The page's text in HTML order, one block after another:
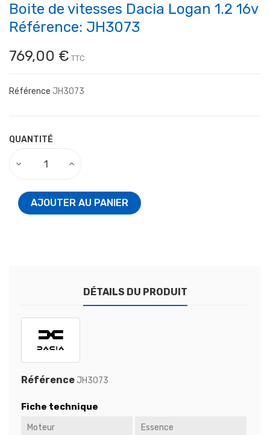
Boite de vitesses Dacia Logan 1.2 16v
Référence: JH3073
769,00 € TTC
Référence JH3073
QUANTITÉ
AJOUTER AU PANIER
DÉTAILS DU PRODUIT
Référence JH3073
Fiche technique
Moteur Essence